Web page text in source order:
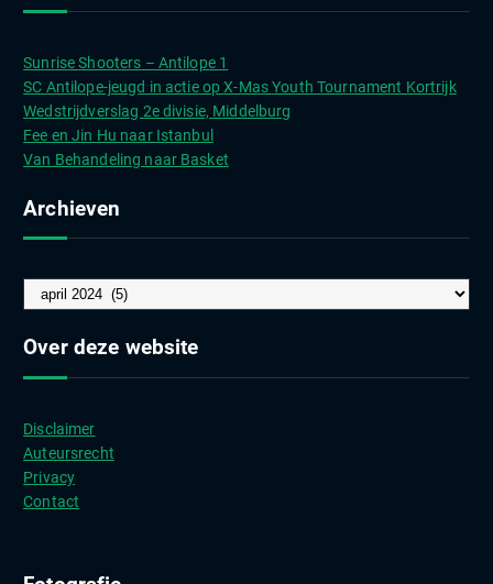
Sunrise Shooters – Antilope 1
SC Antilope-jeugd in actie op X-Mas Youth Tournament Kortrijk
Wedstrijdverslag 2e divisie, Middelburg
Fee en Jin Hu naar Istanbul
Van Behandeling naar Basket
Archieven
r
c
v
e
n
Over deze website
Disclaimer
Auteursrecht
Privacy
Contact